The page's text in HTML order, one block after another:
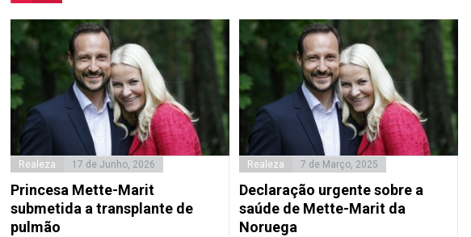
Realeza 17 de Junho, 2026
Princesa Mette-Marit
submetida a transplante de
pulmão
Realeza 7 de Março, 2025
Declaração urgente sobre a
saúde de Mette-Marit da
Noruega